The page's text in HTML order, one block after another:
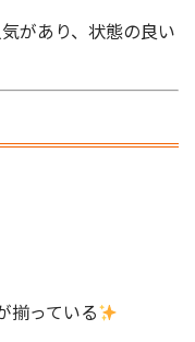
があり、状態の良い
揃っている